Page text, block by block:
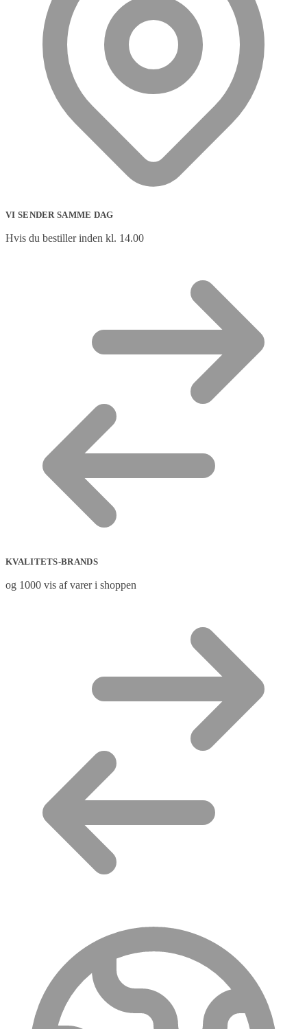
VI SENDER SAMME DAG
Hvis du bestiller inden kl. 14.00
KVALITETS-BRANDS
og 1000 vis af varer i shoppen